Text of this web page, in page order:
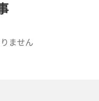
ません